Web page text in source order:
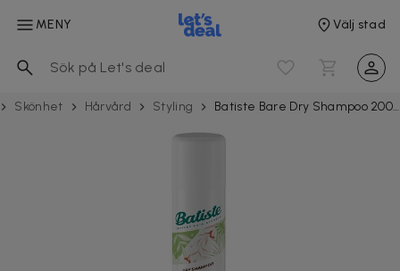
MENY Välj stad
Skönhet Hårvård Styling Batiste Bare Dry Shampoo 200ml